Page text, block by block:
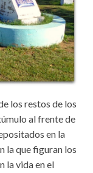
los restos de los
al frente de
en la
la que figuran los
la vida en el